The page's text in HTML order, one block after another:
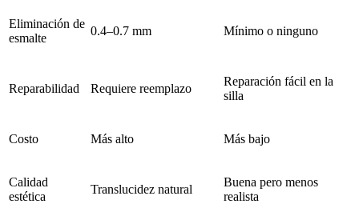
Eliminación de
esmalte
0.4–0.7 mm Mínimo o ninguno
Reparabilidad Requiere reemplazo
Reparación fácil en la
silla
Costo Más alto Más bajo
Calidad
estética
Translucidez natural
Buena pero menos
realista